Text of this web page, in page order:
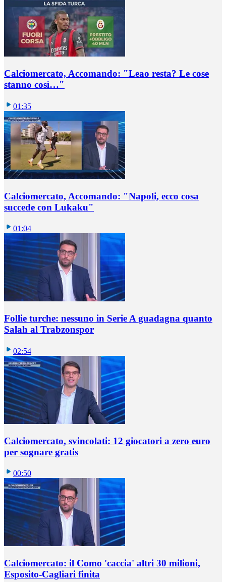
Calciomercato, Accomando: "Leao resta? Le cose
stanno così…"
01:35
Calciomercato, Accomando: "Napoli, ecco cosa
succede con Lukaku"
01:04
Follie turche: nessuno in Serie A guadagna quanto
Salah al Trabzonspor
02:54
Calciomercato, svincolati: 12 giocatori a zero euro
per sognare gratis
00:50
Calciomercato: il Como 'caccia' altri 30 milioni,
Esposito-Cagliari finita